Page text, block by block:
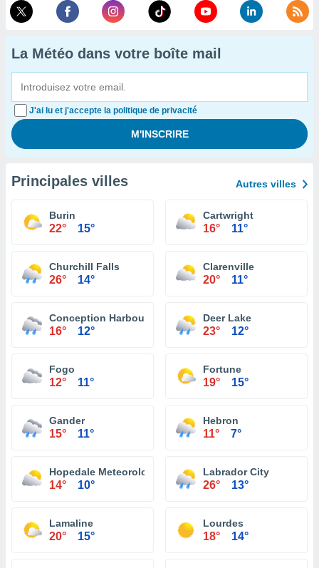
La Météo dans votre boîte mail
J'ai lu et j'accepte la politique de privacité
Principales villes Autres villes
Burin
22° 15°
Cartwright
16° 11°
Churchill Falls
26° 14°
Clarenville
20° 11°
Conception Harbour
16° 12°
Deer Lake
23° 12°
Fogo
12° 11°
Fortune
19° 15°
Gander
15° 11°
Hebron
11° 7°
Hopedale Meteorological Aeronautical
14° 10°
Labrador City
26° 13°
Lamaline
20° 15°
Lourdes
18° 14°